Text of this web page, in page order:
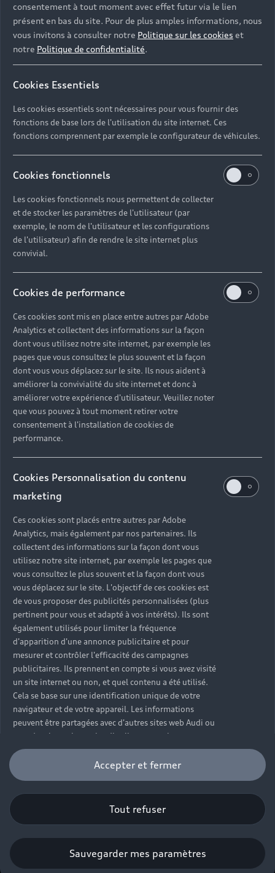
Audi AG Board of Management
Gernot Döllner, Dieter Dehoorne, Rouven Mohr,
Jürgen Rittersberger, Javier Ros Hernández,
Marco Schubert, Gerd Walker
Retour en haut
Accès rapides
Quelle Audi me correspond ?
Tous les modèles
Véhicules d'occasion disponibles
Offres pour les professionnels
Demander un essai
Informations et Service Clients
Accessibilité - Clients Sourds et Malentendants
Trouver mon Partenaire Audi
Modèles
Électrique
Hybride rechargeable
Citadine
Compacte
Berline
Avant
SUV électrique
SUV hybride
SUV
Achat et location
Réservation et option d'achat
Financer mon Audi
Garanties Audi
Audi rent : location courte durée
Espace Client Audi Financial Services
Heycar
Voiture électrique
Voiture hybride
Voiture commerciale
SUV société
Achat véhicule de société
Flotte automobile
LLD
Votre Audi
Entretenir et réparer mon Audi
Offres Après-Vente
Accessoires et équipements
Espace personnel myAudi
Informations client
Functions on Demand
Action de Service EA 189
Audi Assistance
Campagne de rappel Airbag Takata
Mise à jour logiciel
Univers Audi
Histoire du progrès
Notre vision
Audi Sport
Espace actualités Audi
Carrières
Espace Presse
© 2026 Audi France. Tous droits réservés.
Mentions légales
Politique sur les cookies
Gérer vos cookies
Politique de confidentialité
Système de lanceur d'alerte
Devis & RDV entretien en ligne
Demande d'information
Carrières
Réseau Audi
Recevez toute l'actualité Audi
Mentions légales AUDI AG
Déclaration d'accessibilité
Signaler un contenu illégal
Règlement sur les données
Certains des équipements et options présentés sur les
visuels peuvent ne pas être disponibles en France. Pour
plus d’informations, rapprochez-vous de votre
Partenaire Audi.
Autonomie maximale, selon norme WLTP. Le temps de
recharge et l'autonomie peuvent varier selon les
motorisations, les modèles et en fonction de la borne
de recharge à laquelle le véhicule est connecté, ainsi
que de l’autonomie restante du véhicule, de la
température ambiante et de la batterie.
consentement à tout moment avec effet futur via le lien
présent en bas du site. Pour de plus amples informations, nous
vous invitons à consulter notre Politique sur les cookies et
notre Politique de confidentialité.
Accepter et fermer
Tout refuser
Sauvegarder mes paramètres
Cookies Essentiels
Les cookies essentiels sont nécessaires pour vous fournir des
fonctions de base lors de l'utilisation du site internet. Ces
fonctions comprennent par exemple le configurateur de véhicules.
Cookies fonctionnels
Les cookies fonctionnels nous permettent de collecter
et de stocker les paramètres de l'utilisateur (par
exemple, le nom de l'utilisateur et les configurations
de l'utilisateur) afin de rendre le site internet plus
convivial.
Cookies de performance
Ces cookies sont mis en place entre autres par Adobe
Analytics et collectent des informations sur la façon
dont vous utilisez notre site internet, par exemple les
pages que vous consultez le plus souvent et la façon
dont vous vous déplacez sur le site. Ils nous aident à
améliorer la convivialité du site internet et donc à
améliorer votre expérience d'utilisateur. Veuillez noter
que vous pouvez à tout moment retirer votre
consentement à l'installation de cookies de
performance.
Cookies Personnalisation du contenu
marketing
Ces cookies sont placés entre autres par Adobe
Analytics, mais également par nos partenaires. Ils
collectent des informations sur la façon dont vous
utilisez notre site internet, par exemple les pages que
vous consultez le plus souvent et la façon dont vous
vous déplacez sur le site. L'objectif de ces cookies est
de vous proposer des publicités personnalisées (plus
pertinent pour vous et adapté à vos intérêts). Ils sont
également utilisés pour limiter la fréquence
d'apparition d'une annonce publicitaire et pour
mesurer et contrôler l'efficacité des campagnes
publicitaires. Ils prennent en compte si vous avez visité
un site internet ou non, et quel contenu a été utilisé.
Cela se base sur une identification unique de votre
navigateur et de votre appareil. Les informations
peuvent être partagées avec d'autres sites web Audi ou
avec des tiers tels que les distributeurs et les
annonceurs Audi, afin que le contenu publicitaire qui
peut vous être présenté sur d'autres sites internet soit
pertinent. Ces cookies sont souvent liés à des
approprié. Veuillez noter que vous pouvez à tout
moment retirer votre consentement à l'installation de
Pour l’utilisation d’Adobe Analytics, celui-ci inclut
également le traitement des données par AUDI AG.